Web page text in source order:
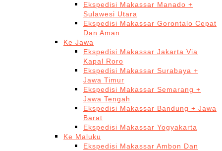
Ekspedisi Makassar Manado +
Sulawesi Utara
Ekspedisi Makassar Gorontalo Cepat
Dan Aman
Ke Jawa
Ekspedisi Makassar Jakarta Via
Kapal Roro
Ekspedisi Makassar Surabaya +
Jawa Timur
Ekspedisi Makassar Semarang +
Jawa Tengah
Ekspedisi Makassar Bandung + Jawa
Barat
Ekspedisi Makassar Yogyakarta
Ke Maluku
Ekspedisi Makassar Ambon Dan